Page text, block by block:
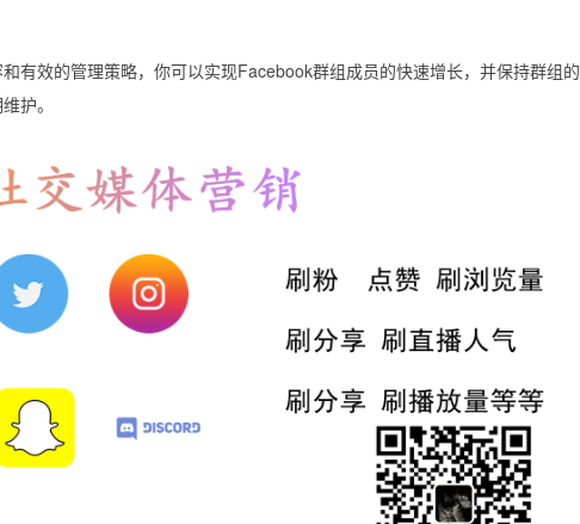
有效的管理策略，你可以实现Facebook群组成员的快速增长，并保持群组的
护。